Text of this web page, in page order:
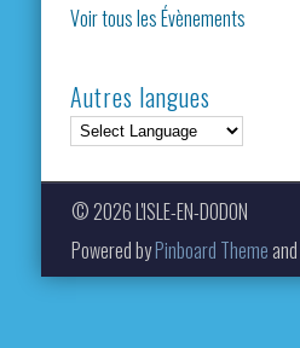
Voir tous les Évènements
Autres langues
© 2026 L'ISLE-EN-DODON
Powered byPinboard Theme and